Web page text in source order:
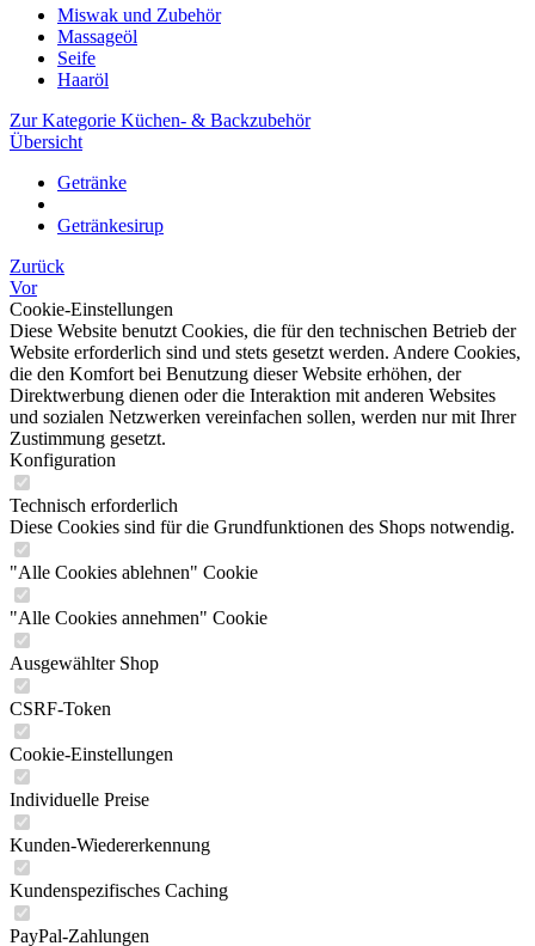
Miswak und Zubehör
Massageöl
Seife
Haaröl
Zur Kategorie Küchen- & Backzubehör
Übersicht
Getränke
Getränkesirup
Zurück
Vor
Cookie-Einstellungen
Diese Website benutzt Cookies, die für den technischen Betrieb der
Website erforderlich sind und stets gesetzt werden. Andere Cookies,
die den Komfort bei Benutzung dieser Website erhöhen, der
Direktwerbung dienen oder die Interaktion mit anderen Websites
und sozialen Netzwerken vereinfachen sollen, werden nur mit Ihrer
Zustimmung gesetzt.
Konfiguration
Technisch erforderlich
Diese Cookies sind für die Grundfunktionen des Shops notwendig.
"Alle Cookies ablehnen" Cookie
"Alle Cookies annehmen" Cookie
Ausgewählter Shop
CSRF-Token
Cookie-Einstellungen
Individuelle Preise
Kunden-Wiedererkennung
Kundenspezifisches Caching
PayPal-Zahlungen